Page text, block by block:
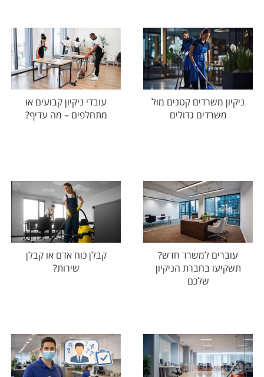
ניקיון משרדים קטנים מול
משרדים גדולים
עובדי ניקיון קבועים או
מתחלפים – מה עדיף?
עוברים למשרד חדש?
תשקיעו בחברת הניקיון
שלכם
קבלן כוח אדם או קבלן
שירות?